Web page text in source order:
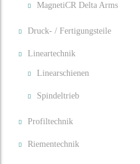
MagnetiCR Delta Arms
Druck- / Fertigungsteile
Lineartechnik
Linearschienen
Spindeltrieb
Profiltechnik
Riementechnik